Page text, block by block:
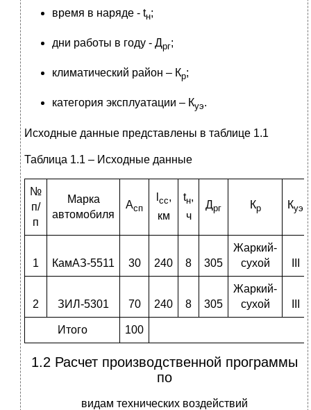
время в наряде - tн;
дни работы в году - Дрг;
климатический район – Кр;
категория эксплуатации – Куэ.
Исходные данные представлены в таблице 1.1
Таблица 1.1 – Исходные данные
№
п/
п
Марка
автомобиля
Асп
cc,
км
tн,
ч
Дрг Кр Куэ
1 КамАЗ-5511 30 240 8 305
Жаркий-
сухой
2 ЗИЛ-5301 70 240 8 305
Жаркий-
сухой
Итого 100
1.2 Расчет производственной программы
по
видам технических воздействий